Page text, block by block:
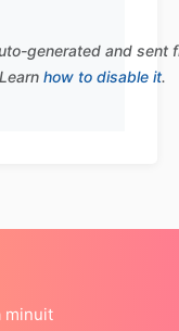
generated and sent
Learn how to disable it.
minuit